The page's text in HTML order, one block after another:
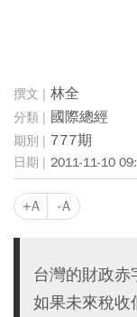
林全
國際總經
777期
2011-11-10
+A -A
台灣的財政赤
如果未來稅收